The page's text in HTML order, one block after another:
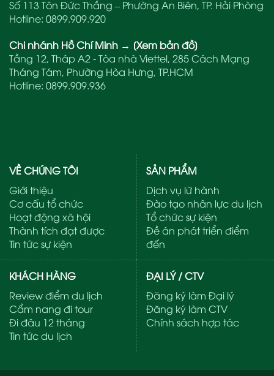
Số 113 Tôn Đức Thắng – Phường An Biên, TP. Hải Phòng
Hotline: 0899.909.920
Chi nhánh Hồ Chí Minh → [Xem bản đồ]
Tầng 12, Tháp A2 - Tòa nhà Viettel, 285 Cách Mạng
Tháng Tám, Phường Hòa Hưng, TP.HCM
Hotline: 0899.909.936
VỀ CHÚNG TÔI
Giới thiệu
Cơ cấu tổ chức
Hoạt động xã hội
Thành tích đạt được
Tin tức sự kiện
SẢN PHẨM
Dịch vụ lữ hành
Đào tạo nhân lực du lịch
Tổ chức sự kiện
Đề án phát triển điểm
đến
KHÁCH HÀNG
Review điểm du lịch
Cẩm nang đi tour
Đi đâu 12 tháng
Tin tức du lịch
ĐẠI LÝ / CTV
Đăng ký làm Đại lý
Đăng ký làm CTV
Chính sách hợp tác